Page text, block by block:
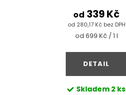
od 280,17 Kč bez DPH
od 339 Kč
Měrná
od 699 Kč / 1 l
DETAIL
Skladem 2 ks